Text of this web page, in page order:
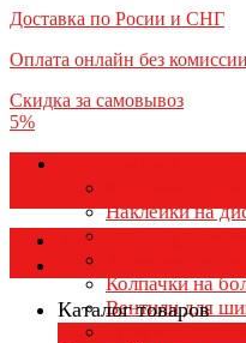
Доставка по Росии и СНГ
Оплата онлайн без комиссии
Скидка за самовывоз
5%
Наклейки на
Колпаки на
Колпачки на
Вентили для
Каталог товаров
Каталог товаров